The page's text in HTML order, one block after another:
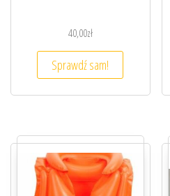
40,00zł
Sprawdź sam!